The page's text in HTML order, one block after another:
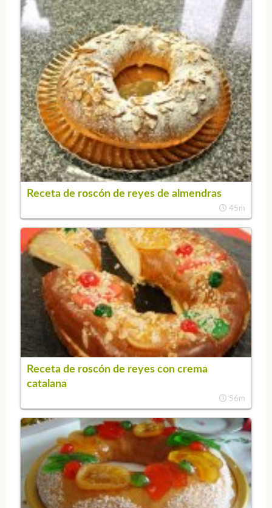
Receta de roscón de reyes de almendras
45m
Receta de roscón de reyes con crema
catalana
56m